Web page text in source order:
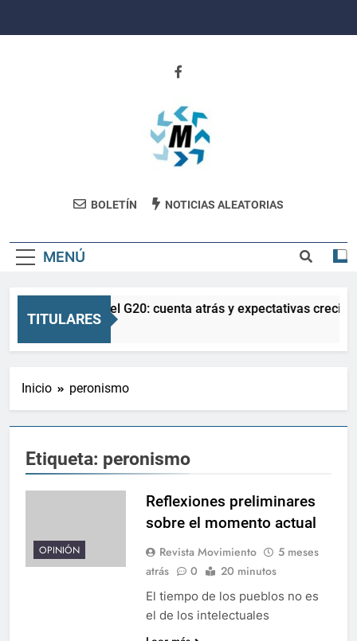
Revista
BOLETÍN NOTICIAS ALEATORIAS
MENÚ
TITULARES
La Salud en el G20: cuenta atrás y expectativas
5 Meses Atrás
Inicio peronismo
Etiqueta: peronismo
OPINIÓN
Reflexiones preliminares
sobre el momento actual
Revista Movimiento
5 meses
atrás
0 20 minutos
El tiempo de los pueblos no es
el de los intelectuales